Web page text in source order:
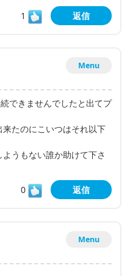
1
返信
Menu
できませんでしたと出てプ
たのにこいつはそれ以下
うもない誰か助けて下さ
0
返信
Menu